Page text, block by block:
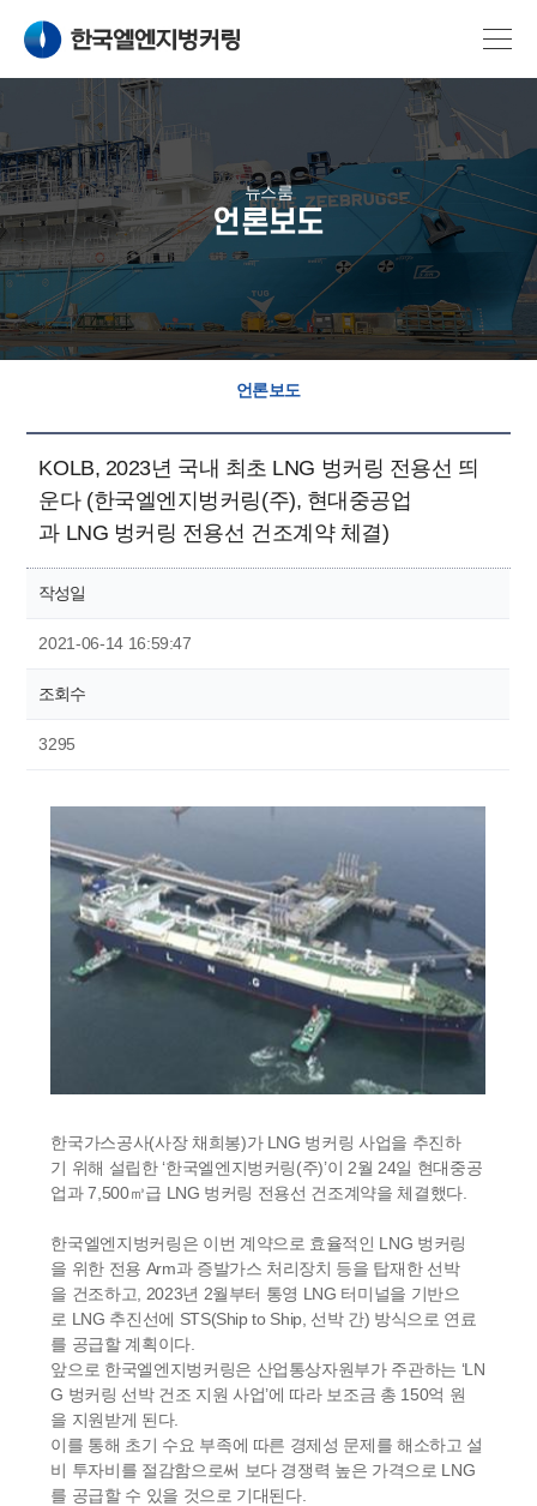
뉴스룸
언론보도
언론보도
KOLB, 2023년 국내 최초 LNG 벙커링 전용선 띄
운다 (한국엘엔지벙커링(주), 현대중공업
과 LNG 벙커링 전용선 건조계약 체결)
작성일
2021-06-14 16:59:47
조회수
3295
한국가스공사(사장 채희봉)가 LNG 벙커링 사업을 추진하
기 위해 설립한 ‘한국엘엔지벙커링(주)’이 2월 24일 현대중공
업과 7,500㎥급 LNG 벙커링 전용선 건조계약을 체결했다.
한국엘엔지벙커링은 이번 계약으로 효율적인 LNG 벙커링
을 위한 전용 Arm과 증발가스 처리장치 등을 탑재한 선박
을 건조하고, 2023년 2월부터 통영 LNG 터미널을 기반으
로 LNG 추진선에 STS(Ship to Ship, 선박 간) 방식으로 연료
를 공급할 계획이다.
앞으로 한국엘엔지벙커링은 산업통상자원부가 주관하는 ‘LN
G 벙커링 선박 건조 지원 사업’에 따라 보조금 총 150억 원
을 지원받게 된다.
이를 통해 초기 수요 부족에 따른 경제성 문제를 해소하고 설
비 투자비를 절감함으로써 보다 경쟁력 높은 가격으로 LNG
를 공급할 수 있을 것으로 기대된다.